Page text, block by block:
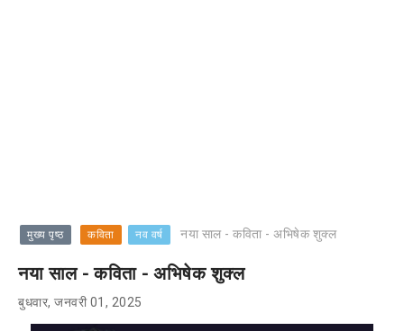
मुख्य पृष्ठ कविता नव वर्ष नया साल - कविता - अभिषेक शुक्ल
नया साल - कविता - अभिषेक शुक्ल
बुधवार, जनवरी 01, 2025